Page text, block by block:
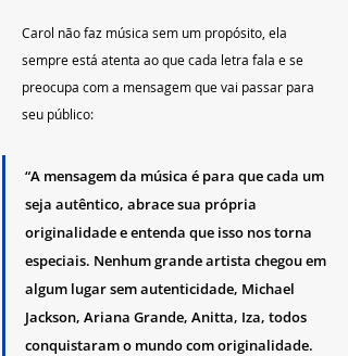
Carol não faz música sem um propósito, ela
sempre está atenta ao que cada letra fala e se
preocupa com a mensagem que vai passar para
seu público:
“A mensagem da música é para que cada um
seja autêntico, abrace sua própria
originalidade e entenda que isso nos torna
especiais. Nenhum grande artista chegou em
algum lugar sem autenticidade, Michael
Jackson, Ariana Grande, Anitta, Iza, todos
conquistaram o mundo com originalidade.